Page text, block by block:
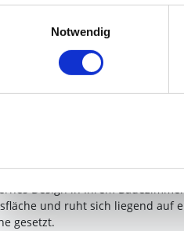
Die Einzelheiten können Sie
die eingesetzten
Indem Sie auf den Button
Impressum|Datenschutz
Notwendig
Glas Eye of
Design in Ihrem
und ruht sich liegend auf
gesetzt.